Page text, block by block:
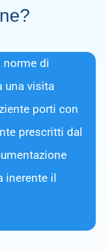
norme di
una visita
porti con
prescritti dal
inerente il